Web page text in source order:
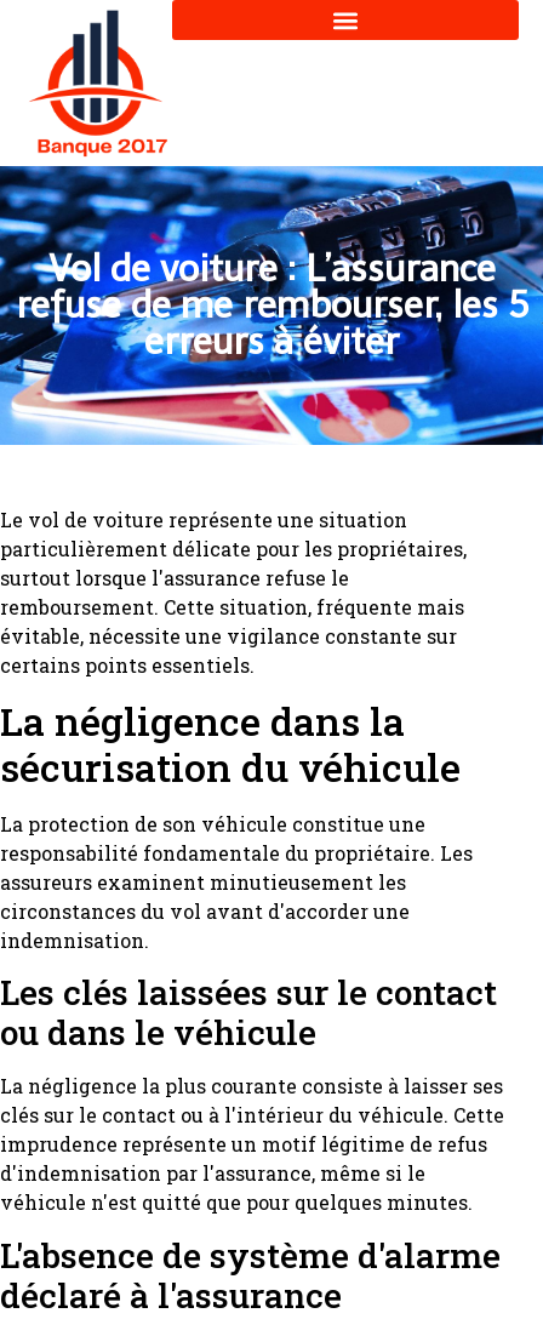
Vol de voiture : L’assurance
refuse de me rembourser, les 5
erreurs à éviter
Le vol de voiture représente une situation
particulièrement délicate pour les propriétaires,
surtout lorsque l'assurance refuse le
remboursement. Cette situation, fréquente mais
évitable, nécessite une vigilance constante sur
certains points essentiels.
La négligence dans la
sécurisation du véhicule
La protection de son véhicule constitue une
responsabilité fondamentale du propriétaire. Les
assureurs examinent minutieusement les
circonstances du vol avant d'accorder une
indemnisation.
Les clés laissées sur le contact
ou dans le véhicule
La négligence la plus courante consiste à laisser ses
clés sur le contact ou à l'intérieur du véhicule. Cette
imprudence représente un motif légitime de refus
d'indemnisation par l'assurance, même si le
véhicule n'est quitté que pour quelques minutes.
L'absence de système d'alarme
déclaré à l'assurance